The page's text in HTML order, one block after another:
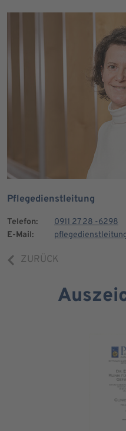
Pflegedienstleitung
Telefon:
0911 27 28 -6298
E-Mail:
ZURÜCK